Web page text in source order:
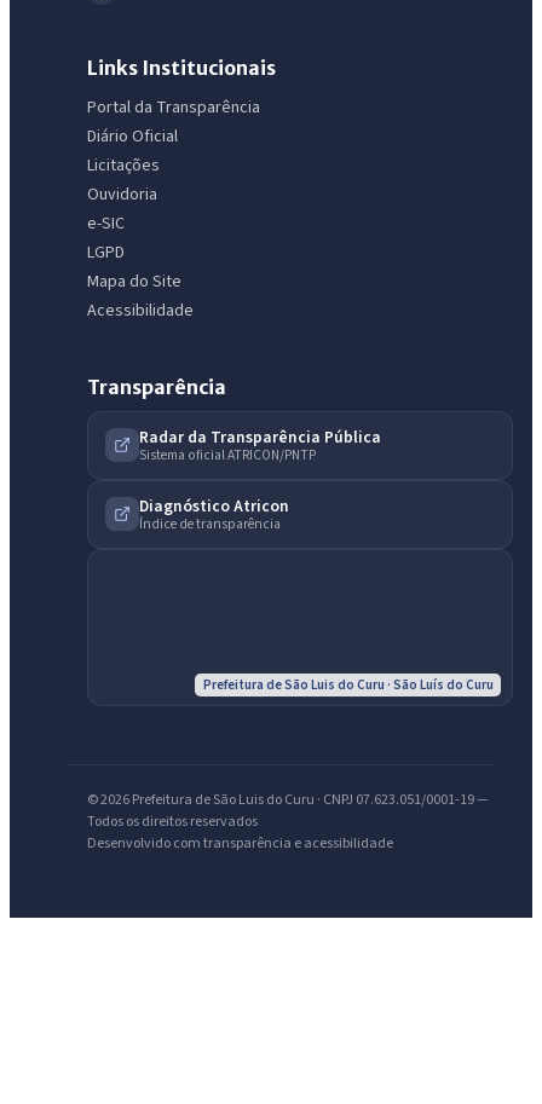
Links Institucionais
Portal da Transparência
Diário Oficial
Licitações
Ouvidoria
e-SIC
LGPD
Mapa do Site
Acessibilidade
Transparência
Radar da Transparência Pública
Sistema oficial ATRICON/PNTP
Diagnóstico Atricon
Índice de transparência
Prefeitura de São Luis do Curu · São Luís do Curu
© 2026 Prefeitura de São Luis do Curu · CNPJ 07.623.051/0001-19 —
Todos os direitos reservados
Desenvolvido com transparência e acessibilidade
Licitações abertas Carta de serviços Diário Oficial